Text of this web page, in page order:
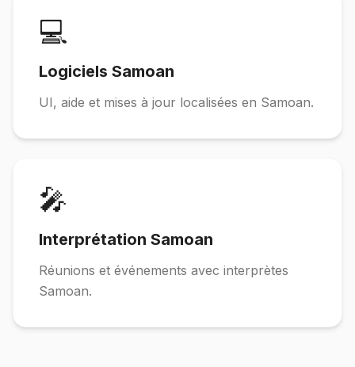
💻
Logiciels Samoan
UI, aide et mises à jour localisées en Samoan.
🎤
Interprétation Samoan
Réunions et événements avec interprètes
Samoan.